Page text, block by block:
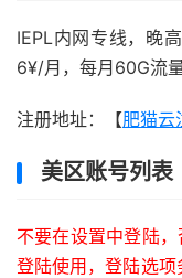
IEPL内网专线，晚
6¥/月，每月60G流量
注册地址：【肥猫云
美区账号列表
不要在设置中登陆
登陆使用，登陆选